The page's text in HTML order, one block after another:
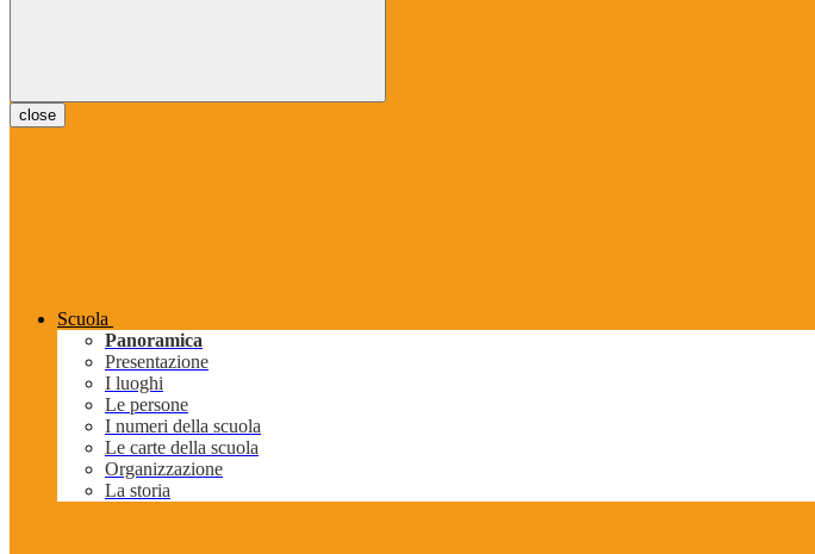
close
Scuola
Panoramica
Presentazione
I luoghi
Le persone
I numeri della scuola
Le carte della scuola
Organizzazione
La storia